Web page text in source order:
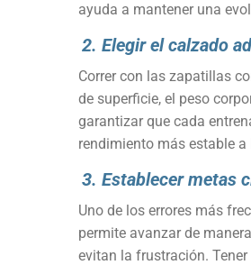
ayuda a mantener una
2. Elegir el calzado
Correr con las zapatillas
de superficie, el peso
garantizar que cada
rendimiento más estable a
3. Establecer metas
Uno de los errores más
permite avanzar de
evitan la frustración.